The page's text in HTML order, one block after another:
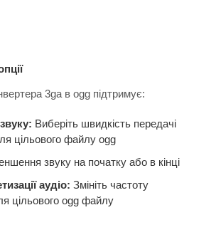
3ga в ogg підтримує:
Виберіть швидкість передачі
цільового файлу ogg
звуку на початку або в кінці
аудіо: Змініть частоту
цільового ogg файлу